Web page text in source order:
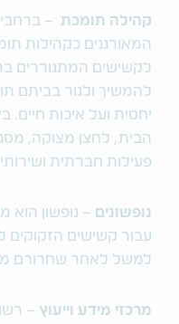
קהילה תומכת –
המאורגנים כקהילות
לקשישים המתגוררים
להמשיך ולגור בביתם
יחסית ועל איכות חיים.
הבית, לחצן מצוקה,
פעילות חברתית
נופשונים – נופשון
עבור קשישים הזקוקים
למשל לאחר שחרורם
מרכזי מידע וייעוץ –